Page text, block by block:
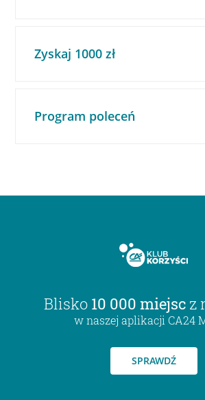
Zyskaj 1000 zł
Program poleceń
Blisko 10 000 miejsc z
w naszej aplikacji CA24
SPRAWDŹ